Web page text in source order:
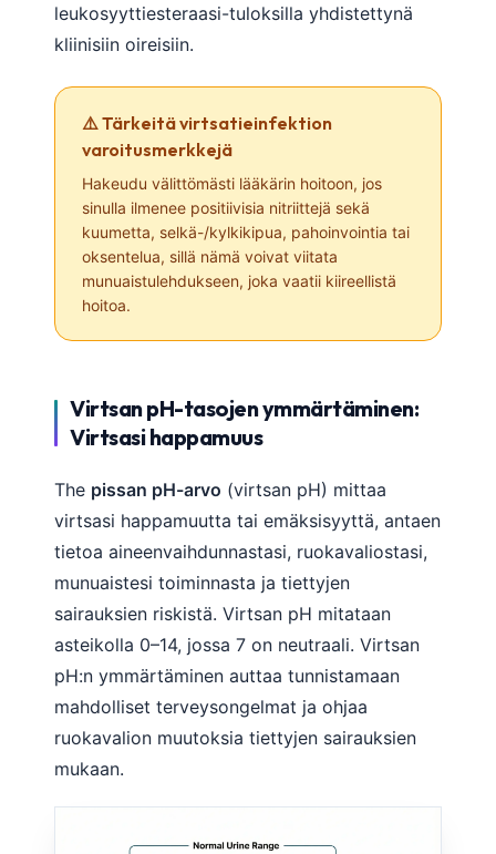
leukosyyttiesteraasi-tuloksilla yhdistettynä
kliinisiin oireisiin.
⚠️ Tärkeitä virtsatieinfektion
varoitusmerkkejä
Hakeudu välittömästi lääkärin hoitoon, jos
sinulla ilmenee positiivisia nitriittejä sekä
kuumetta, selkä-/kylkikipua, pahoinvointia tai
oksentelua, sillä nämä voivat viitata
munuaistulehdukseen, joka vaatii kiireellistä
hoitoa.
Virtsan pH-tasojen ymmärtäminen:
Virtsasi happamuus
The pissan pH-arvo (virtsan pH) mittaa
virtsasi happamuutta tai emäksisyyttä, antaen
tietoa aineenvaihdunnastasi, ruokavaliostasi,
munuaistesi toiminnasta ja tiettyjen
sairauksien riskistä. Virtsan pH mitataan
asteikolla 0–14, jossa 7 on neutraali. Virtsan
pH:n ymmärtäminen auttaa tunnistamaan
mahdolliset terveysongelmat ja ohjaa
ruokavalion muutoksia tiettyjen sairauksien
mukaan.